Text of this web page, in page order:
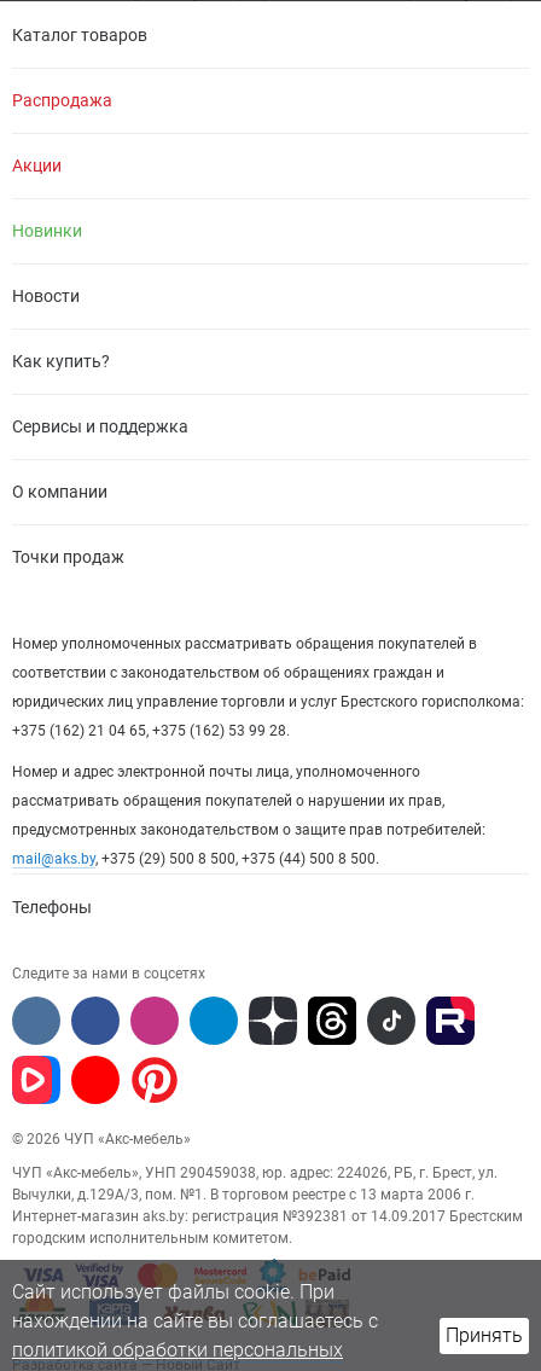
Каталог товаров
Распродажа
Акции
Новинки
Новости
Как купить?
Сервисы и поддержка
О компании
Точки продаж
Номер уполномоченных рассматривать обращения покупателей в
соответствии с законодательством об обращениях граждан и
юридических лиц управление торговли и услуг Брестского горисполкома:
+375 (162) 21 04 65, +375 (162) 53 99 28.
Номер и адрес электронной почты лица, уполномоченного
рассматривать обращения покупателей о нарушении их прав,
предусмотренных законодательством о защите прав потребителей:
mail@aks.by, +375 (29) 500 8 500, +375 (44) 500 8 500.
Телефоны
Следите за нами в соцсетях
© 2026 ЧУП «Акс-мебель»
ЧУП «Акс-мебель», УНП 290459038, юр. адрес: 224026, РБ, г. Брест, ул.
Вычулки, д.129А/3, пом. №1. В торговом реестре с 13 марта 2006 г.
Интернет-магазин aks.by: регистрация №392381 от 14.09.2017 Брестским
городским исполнительным комитетом.
Разработка сайта— Новый Сайт
Сайт использует файлы cookie. При
нахождении на сайте вы соглашаетесь с
политикой обработки персональных
Принять